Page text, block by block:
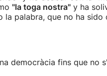
"la toga nostra"y ha
la palabra, que no ha sido
democràcia fins que no